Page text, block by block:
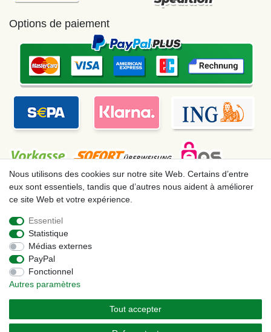
Options de paiement
Mentions légales Déclaration de confidentialité
Conditions générales
Rétracter le contrat ici
© Copyright 2026 | Tous droits réservés. – Les prix indiqués par le Vendeur au
Nous utilisons des cookies sur notre site Web. Certains d’entre
eux sont essentiels, tandis que d’autres nous aident à améliorer
ce site Web et votre expérience.
Essentiel
Statistique
Médias externes
PayPal
Fonctionnel
Autres paramètres
Tout accepter